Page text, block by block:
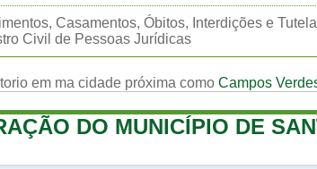
Casamentos, Óbitos, Interdições e
Civil de Pessoas Jurídicas
em ma cidade próxima como Campos
DO MUNICÍPIO DE